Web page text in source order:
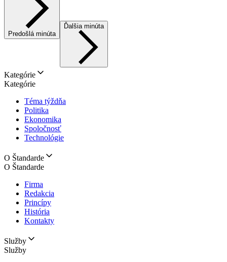
Predošlá minúta
Ďalšia minúta
Kategórie
Kategórie
Téma týždňa
Politika
Ekonomika
Spoločnosť
Technológie
O Štandarde
O Štandarde
Firma
Redakcia
Princípy
História
Kontakty
Služby
Služby